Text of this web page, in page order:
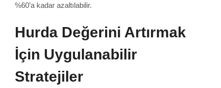
%60’a kadar azaltılabilir.
Hurda Değerini Artırmak
İçin Uygulanabilir
Stratejiler